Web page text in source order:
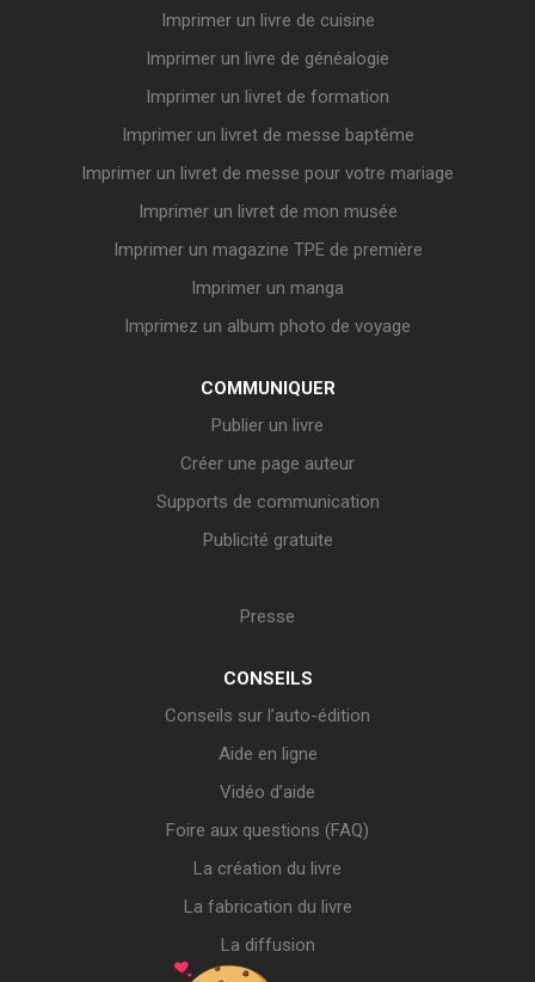
Imprimer un livre de cuisine
Imprimer un livre de généalogie
Imprimer un livret de formation
Imprimer un livret de messe baptême
Imprimer un livret de messe pour votre mariage
Imprimer un livret de mon musée
Imprimer un magazine TPE de première
Imprimer un manga
Imprimez un album photo de voyage
COMMUNIQUER
Publier un livre
Créer une page auteur
Supports de communication
Publicité gratuite
Presse
CONSEILS
Conseils sur l’auto-édition
Aide en ligne
Vidéo d’aide
Foire aux questions (FAQ)
La création du livre
La fabrication du livre
La diffusion